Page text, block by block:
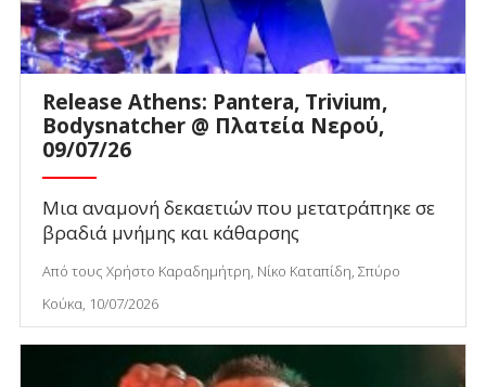
Release Athens: Pantera, Trivium,
Bodysnatcher @ Πλατεία Νερού,
09/07/26
Μια αναμονή δεκαετιών που μετατράπηκε σε
βραδιά μνήμης και κάθαρσης
Από τους Χρήστο Καραδημήτρη, Νίκο Καταπίδη, Σπύρο
Κούκα, 10/07/2026